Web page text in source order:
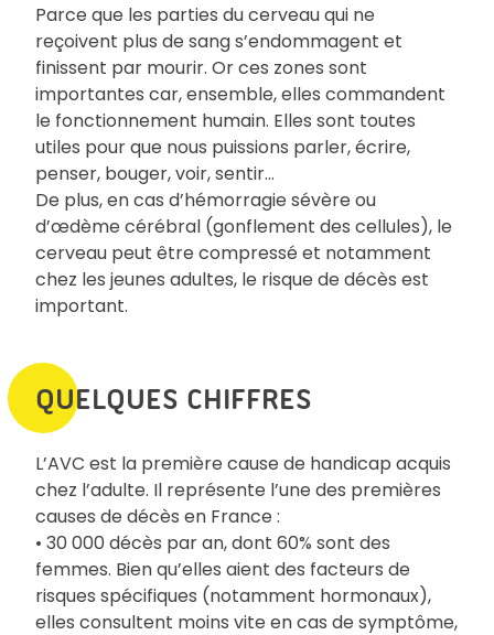
Parce que les parties du cerveau qui ne
reçoivent plus de sang s’endommagent et
finissent par mourir. Or ces zones sont
importantes car, ensemble, elles commandent
le fonctionnement humain. Elles sont toutes
utiles pour que nous puissions parler, écrire,
penser, bouger, voir, sentir…
De plus, en cas d’hémorragie sévère ou
d’œdème cérébral (gonflement des cellules), le
cerveau peut être compressé et notamment
chez les jeunes adultes, le risque de décès est
important.
QUELQUES CHIFFRES
L’AVC est la première cause de handicap acquis
chez l’adulte. Il représente l’une des premières
causes de décès en France :
• 30 000 décès par an, dont 60% sont des
femmes. Bien qu’elles aient des facteurs de
risques spécifiques (notamment hormonaux),
elles consultent moins vite en cas de symptôme,